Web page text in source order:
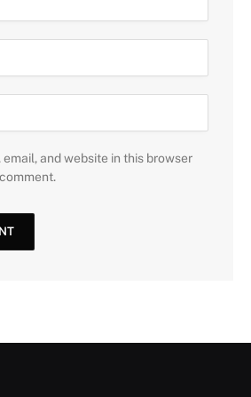
email, and website in this browser